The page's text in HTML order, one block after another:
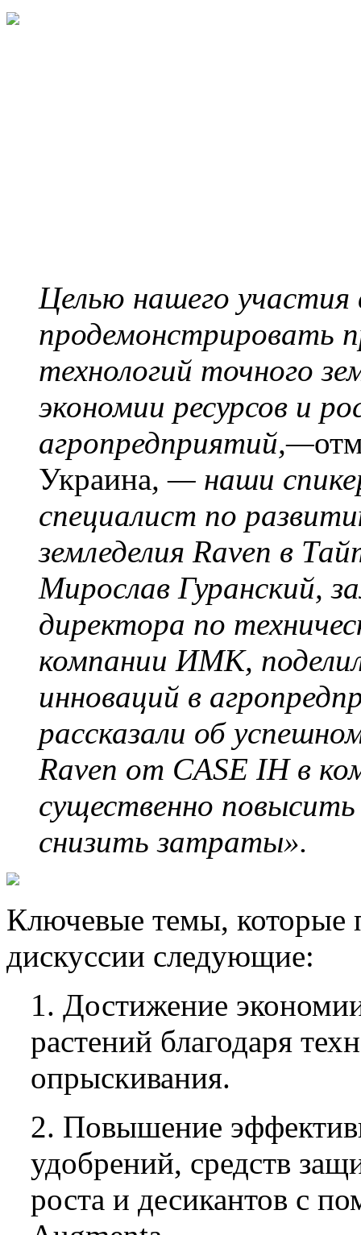
Целью нашего участия
продемонстрировать
технологий точного
экономии ресурсов и
агропредприятий,—
Украина, — наши
специалист по
земледелия Raven в
Мирослав Гуранский,
директора по
компании ИМК,
инноваций в
рассказали об
Raven от CASE IH в
существенно
снизить затраты».
Ключевые темы, которые
дискуссии следующие:
1. Достижение
растений благодаря
опрыскивания.
2. Повышение
удобрений, средств
роста и десикантов с